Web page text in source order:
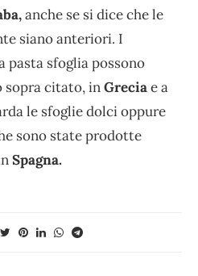
anche se si dice che le
siano anteriori. I
sfoglia possono
sopra citato, inGreciae a
le sfoglie dolci oppure
sono state prodotte
Spagna.